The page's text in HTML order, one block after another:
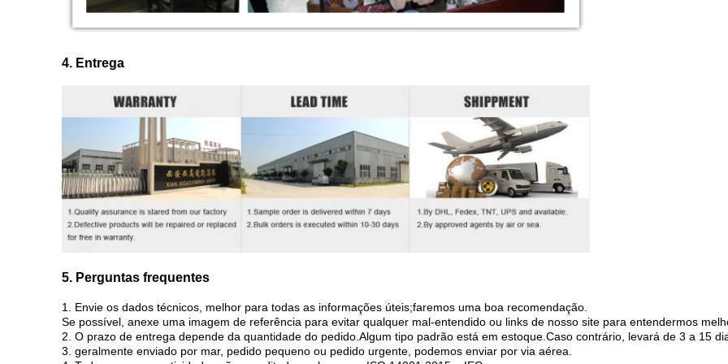
4. Entrega
5. Perguntas frequentes
1. Envie os dados técnicos, melhor para todas as informações úteis;faremos uma boa recomendação.
Se possível, anexe uma imagem de referência para evitar qualquer mal-entendido ou links de nosso site para entendermos
2. O prazo de entrega depende da quantidade do pedido.Algum tipo padrão está em estoque.Caso contrário, levará de 3 a 15
3. geralmente enviado por mar, pedido pequeno ou pedido urgente, podemos enviar por via aérea.